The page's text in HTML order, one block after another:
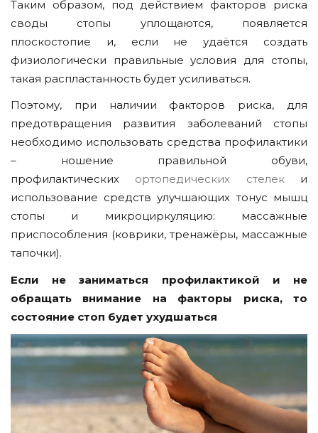
Таким образом, под действием факторов риска
своды стопы уплощаются, появляется
плоскостопие и, если не удаётся создать
физиологически правильные условия для стопы,
такая распластанность будет усиливаться.
Поэтому, при наличии факторов риска, для
предотвращения развития заболеваний стопы
необходимо использовать средства профилактики
– ношение правильной обуви,
профилактических ортопедических стелеки
использование средств улучшающих тонус мышц
стопы и микроциркуляцию: массажные
приспособления (коврики, тренажёры, массажные
тапочки).
Если не заниматься профилактикой и не
обращать внимание на факторы риска, то
состояние стоп будет ухудшаться